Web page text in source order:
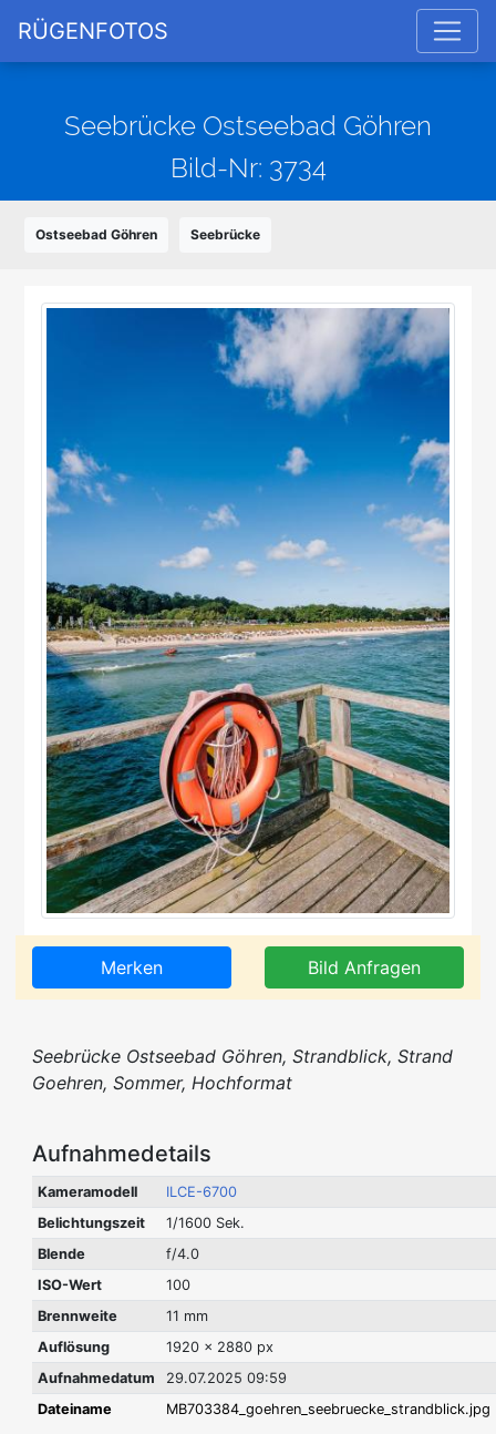
RÜGENFOTOS
Seebrücke Ostseebad Göhren
Bild-Nr: 3734
Ostseebad Göhren Seebrücke
Merken Bild Anfragen
Seebrücke Ostseebad Göhren, Strandblick, Strand
Goehren, Sommer, Hochformat
Aufnahmedetails
Kameramodell
ILCE-6700
Belichtungszeit
1/1600 Sek.
Blende
f/4.0
ISO-Wert
100
Brennweite
11 mm
Auflösung
1920 x 2880 px
Aufnahmedatum
29.07.2025 09:59
Dateiname
MB703384_goehren_seebruecke_strandblick.jpg